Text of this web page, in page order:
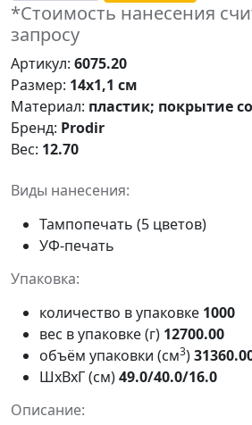
*Стоимость нанесения
запросу
Артикул: 6075.20
Размер: 14х1,1 см
Материал: пластик; покрытие
Бренд: Prodir
Вес: 12.70
Виды нанесения:
Тампопечать (5 цветов)
УФ-печать
Упаковка:
количество в упаковке 1000
вес в упаковке (г) 12700.00
объём упаковки (см3)
ШxВxГ (см)49.0/40.0/16.0
Описание: